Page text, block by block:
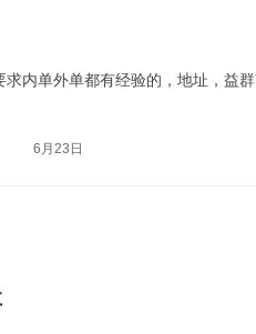
内单外单都有经验的，地址，益
6月23日